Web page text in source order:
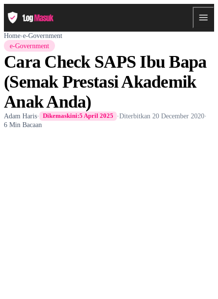
Home›e-Government
e-Government
Cara Check SAPS Ibu Bapa
(Semak Prestasi Akademik
Anak Anda)
Adam Haris· Dikemaskini:5 April 2025 ·Diterbitkan 20 December 2020·
6 Min Bacaan